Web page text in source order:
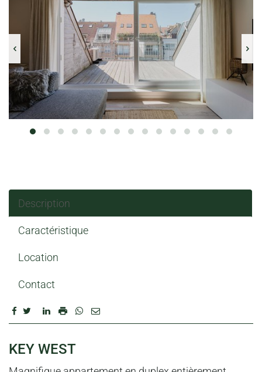
Description
Caractéristique
Location
Contact
DESCRIPTION
KEY WEST